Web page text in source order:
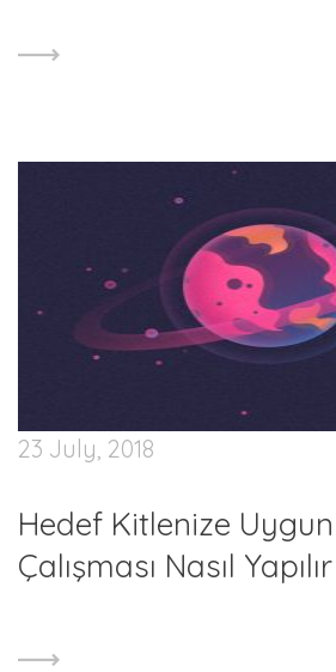
23 July, 2018
Hedef Kitlenize
Çalışması Nasıl Yapılır